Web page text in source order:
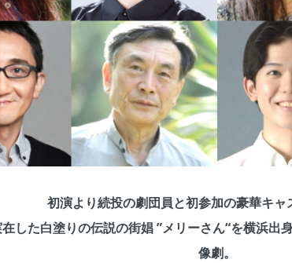
初演より続投の劇団員と初参加の豪華キャ
した白塗りの伝説の街娼 ”メリーさん“を横浜出
像劇。